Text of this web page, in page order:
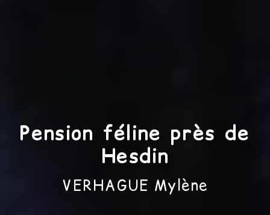
Pension féline près de
Hesdin
VERHAGUE Mylène